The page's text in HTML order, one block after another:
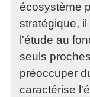
écosystème
stratégique,
l'étude au
seuls
préoccuper
caractérise